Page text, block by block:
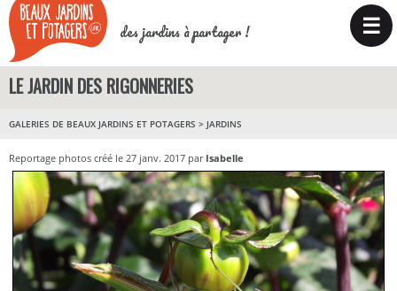
des jardins à partager ! ☰
LE JARDIN DES RIGONNERIES
GALERIES DE BEAUX JARDINS ET POTAGERS > JARDINS
Reportage photos créé le 27 janv. 2017 par Isabelle